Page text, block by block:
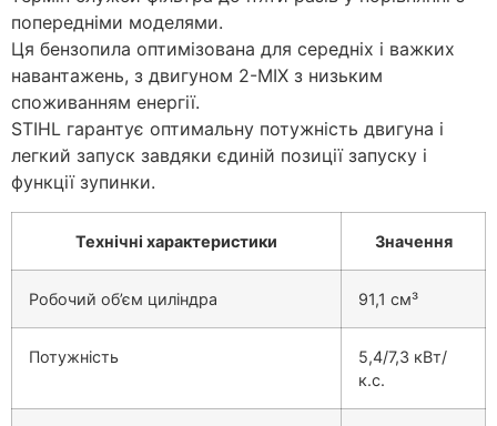
попередніми моделями.
Ця бензопила оптимізована для середніх і важких
навантажень, з двигуном 2-MIX з низьким
споживанням енергії.
STIHL гарантує оптимальну потужність двигуна і
легкий запуск завдяки єдиній позиції запуску і
функції зупинки.
Технічні характеристики Значення
Pобочий об’єм циліндра 91,1 см³
Потужність
5,4/7,3 кВт/
к.с.